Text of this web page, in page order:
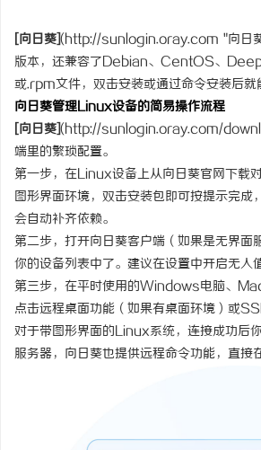
[向日葵](http://sunlogin.oray.com "向日
版本，还兼容了Debian、CentOS、
或.rpm文件，双击安装或通过命令安装后
向日葵管理Linux设备的简易操作流程
[向日葵](http://sunlogin.oray.com/
端里的繁琐配置。
第一步，在Linux设备上从向日葵官网下
图形界面环境，双击安装包即可按提示完
会自动补齐依赖。
第二步，打开向日葵客户端（如果是无界
你的设备列表中了。建议在设置中开启无
第三步，在平时使用的Windows电脑、
点击远程桌面功能（如果有桌面环境）或
对于带图形界面的Linux系统，连接成功后
服务器，向日葵也提供远程命令功能，直